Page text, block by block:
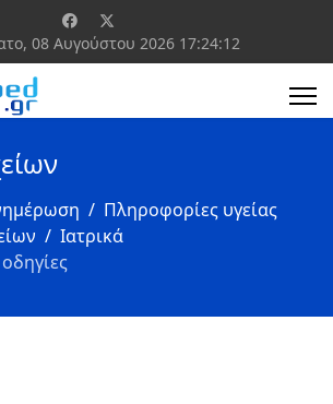
08 Αυγούστου 2026 17:24:12
Πληροφορίες υγείας
Ιατρικά